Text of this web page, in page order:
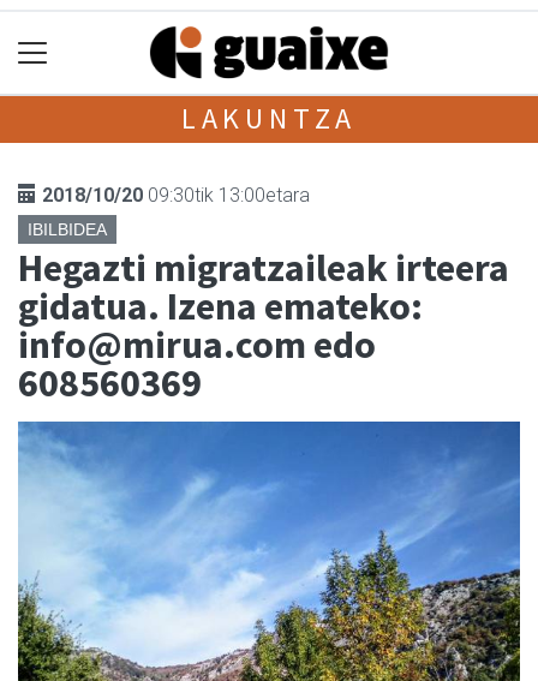
LAKUNTZA
2018/10/20 09:30tik 13:00etara
IBILBIDEA
Hegazti migratzaileak irteera
gidatua. Izena emateko:
info@mirua.com edo
608560369